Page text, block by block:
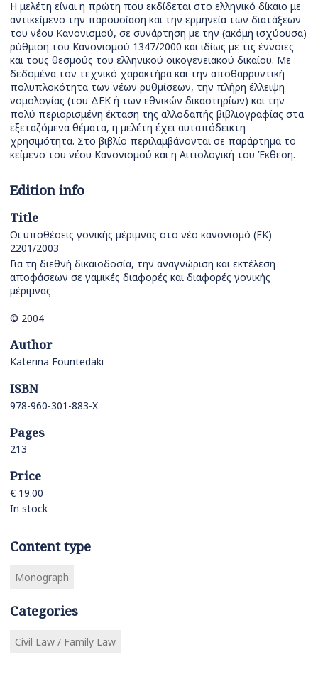
Η μελέτη είναι η πρώτη που εκδίδεται στο ελληνικό δίκαιο με
αντικείμενο την παρουσίαση και την ερμηνεία των διατάξεων
του νέου Κανονισμού, σε συνάρτηση με την (ακόμη ισχύουσα)
ρύθμιση του Κανονισμού 1347/2000 και ιδίως με τις έννοιες
και τους θεσμούς του ελληνικού οικογενειακού δικαίου. Με
δεδομένα τον τεχνικό χαρακτήρα και την αποθαρρυντική
πολυπλοκότητα των νέων ρυθμίσεων, την πλήρη έλλειψη
νομολογίας (του ΔΕΚ ή των εθνικών δικαστηρίων) και την
πολύ περιορισμένη έκταση της αλλοδαπής βιβλιογραφίας στα
εξεταζόμενα θέματα, η μελέτη έχει αυταπόδεικτη
χρησιμότητα. Στο βιβλίο περιλαμβάνονται σε παράρτημα το
κείμενο του νέου Κανονισμού και η Αιτιολογική του Έκθεση.
Edition info
Title
Οι υποθέσεις γονικής μέριμνας στο νέο κανονισμό (ΕΚ)
2201/2003
Για τη διεθνή δικαιοδοσία, την αναγνώριση και εκτέλεση
αποφάσεων σε γαμικές διαφορές και διαφορές γονικής
μέριμνας
© 2004
Author
Katerina Fountedaki
ISBN
978-960-301-883-X
Pages
213
Price
€ 19.00
In stock
Content type
Monograph
Categories
Civil Law / Family Law